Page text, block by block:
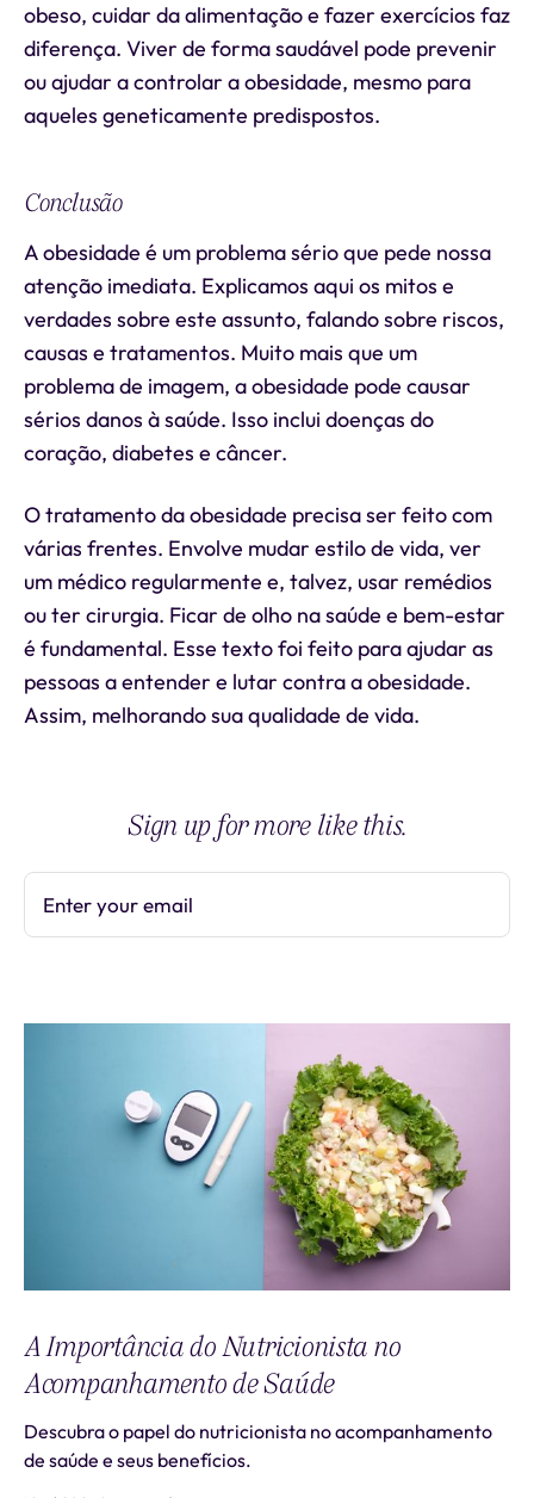
obeso, cuidar da alimentação e fazer exercícios faz
diferença. Viver de forma saudável pode prevenir
ou ajudar a controlar a obesidade, mesmo para
aqueles geneticamente predispostos.
Conclusão
A obesidade é um problema sério que pede nossa
atenção imediata. Explicamos aqui os mitos e
verdades sobre este assunto, falando sobre riscos,
causas e tratamentos. Muito mais que um
problema de imagem, a obesidade pode causar
sérios danos à saúde. Isso inclui doenças do
coração, diabetes e câncer.
O tratamento da obesidade precisa ser feito com
várias frentes. Envolve mudar estilo de vida, ver
um médico regularmente e, talvez, usar remédios
ou ter cirurgia. Ficar de olho na saúde e bem-estar
é fundamental. Esse texto foi feito para ajudar as
pessoas a entender e lutar contra a obesidade.
Assim, melhorando sua qualidade de vida.
Sign up for more like this.
Enter your email
A Importância do Nutricionista no
Acompanhamento de Saúde
Descubra o papel do nutricionista no acompanhamento
de saúde e seus benefícios.